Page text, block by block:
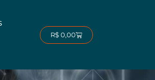
R$0,00Carrinho